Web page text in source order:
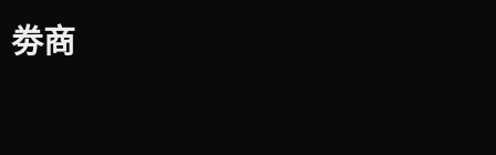
劵商